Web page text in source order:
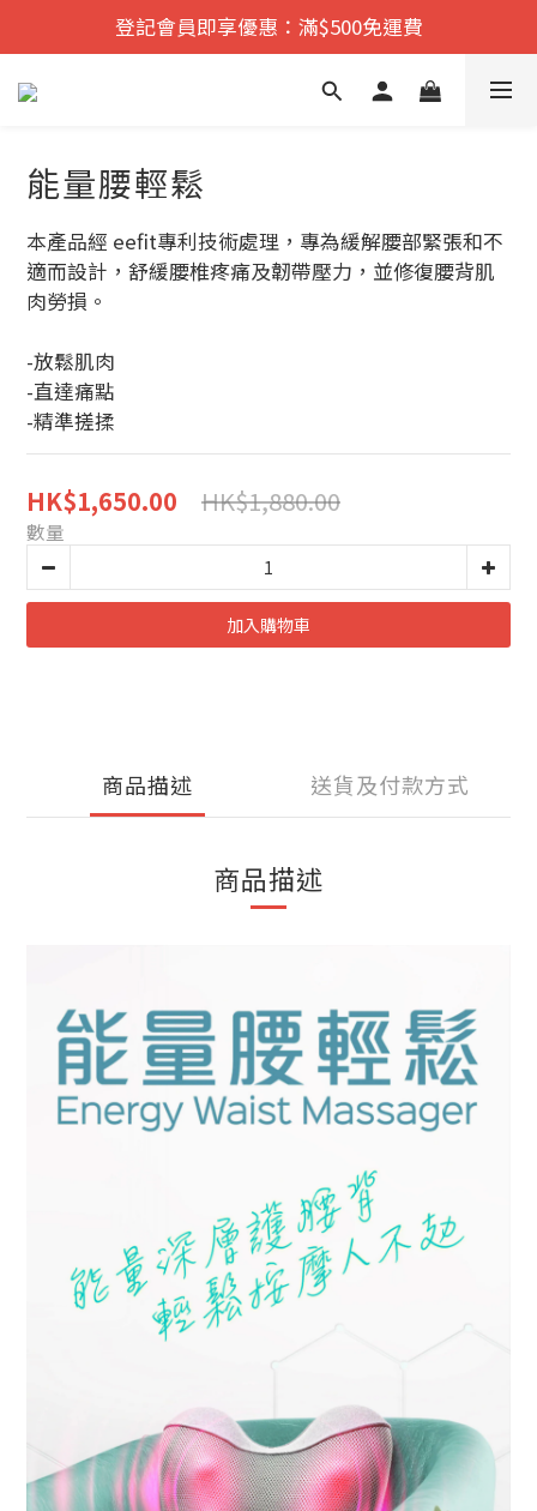
遠紅外舒痛·理療    香港No.1
登記會員即享優惠：滿$500免運費
新品發佈：靜脈水精油
能量腰輕鬆
本產品經 eefit專利技術處理，專為緩解腰部緊張和不
適而設計，舒緩腰椎疼痛及韌帶壓力，並修復腰背肌
肉勞損。
-放鬆肌肉
-直達痛點
-精準搓揉
HK$1,650.00 HK$1,880.00
數量
加入購物車
商品描述 送貨及付款方式
商品描述